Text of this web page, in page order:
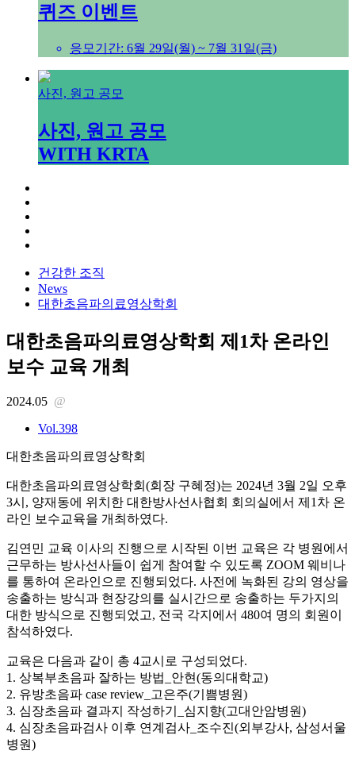
퀴즈 이벤트
응모기간: 6월 29일(월) ~ 7월 31일(금)
사진, 원고 공모
사진, 원고 공모
WITH KRTA
건강한 조직
News
대한초음파의료영상학회
대한초음파의료영상학회 제1차 온라인
보수 교육 개최
2024.05 @
Vol.398
대한초음파의료영상학회
대한초음파의료영상학회(회장 구혜정)는 2024년 3월 2일 오후
3시, 양재동에 위치한 대한방사선사협회 회의실에서 제1차 온
라인 보수교육을 개최하였다.
김연민 교육 이사의 진행으로 시작된 이번 교육은 각 병원에서
근무하는 방사선사들이 쉽게 참여할 수 있도록 ZOOM 웨비나
를 통하여 온라인으로 진행되었다. 사전에 녹화된 강의 영상을
송출하는 방식과 현장강의를 실시간으로 송출하는 두가지의
대한 방식으로 진행되었고, 전국 각지에서 480여 명의 회원이
참석하였다.
교육은 다음과 같이 총 4교시로 구성되었다.
1. 상복부초음파 잘하는 방법_안현(동의대학교)
2. 유방초음파 case review_고은주(기쁨병원)
3. 심장초음파 결과지 작성하기_심지향(고대안암병원)
4. 심장초음파검사 이후 연계검사_조수진(외부강사, 삼성서울
병원)